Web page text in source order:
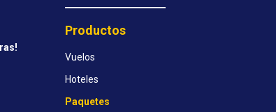
Productos
Vuelos
Hoteles
Paquetes